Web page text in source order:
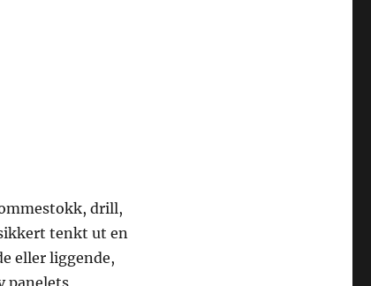
drill,
tenkt ut en
eller liggende,